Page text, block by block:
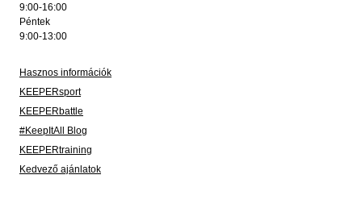
9:00-16:00
Péntek
9:00-13:00
Hasznos információk
KEEPERsport
KEEPERbattle
#KeepItAll Blog
KEEPERtraining
Kedvező ajánlatok